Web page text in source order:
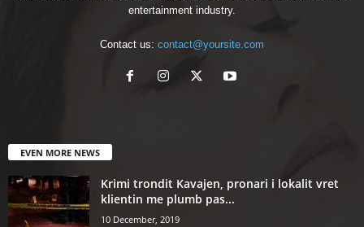
entertainment industry.
Contact us: contact@yoursite.com
EVEN MORE NEWS
Krimi trondit Kavajen, pronari i lokalit vret
klientin me plumb pas...
10 December, 2019